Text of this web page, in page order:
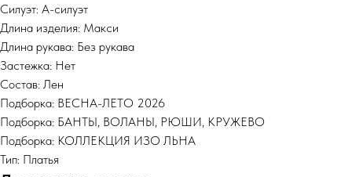
Силуэт: А-силуэт
Длина изделия: Макси
Длина рукава: Без рукава
Застежка: Нет
Состав: Лен
Подборка: ВЕСНА-ЛЕТО 2026
Подборка: БАНТЫ, ВОЛАНЫ, РЮШИ, КРУЖЕВО
Подборка: КОЛЛЕКЦИЯ ИЗО ЛЬНА
Тип: Платья